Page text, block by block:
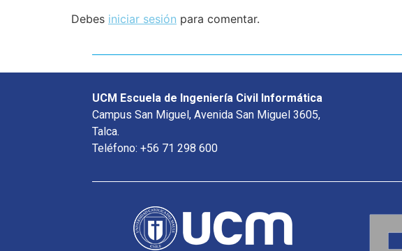
Debes iniciar sesión para comentar.
UCM Escuela de Ingeniería Civil Informática
Campus San Miguel, Avenida San Miguel 3605,
Talca.
Teléfono: +56 71 298 600